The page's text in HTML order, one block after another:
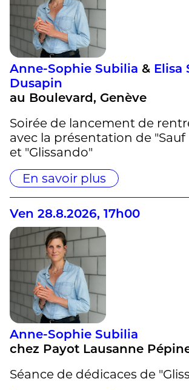
Anne-Sophie Subilia & Elisa
Dusapin
au Boulevard, Genève
Soirée de lancement de
avec la présentation de
et "Glissando"
En savoir plus
Ven 28.8.2026, 17h00
Anne-Sophie Subilia
chez Payot Lausanne
Séance de dédicaces de